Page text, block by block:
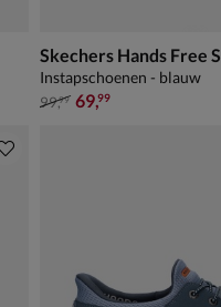
Instapschoenen - blauw
van € 99,99 voor € 69,99
99,99 69,99